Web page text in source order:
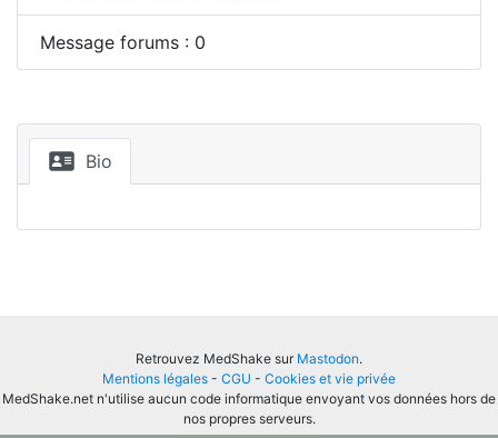
Message forums : 0
Bio
Retrouvez MedShake sur Mastodon.
Mentions légales - CGU - Cookies et vie privée
MedShake.net n'utilise aucun code informatique envoyant vos données hors de
nos propres serveurs.